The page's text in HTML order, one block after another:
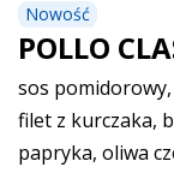
Nowość
POLLO
sos
filet z kurczaka,
papryka, oliwa